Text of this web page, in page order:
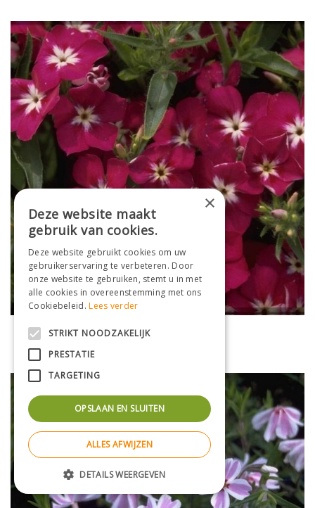
Flox
×
Deze website maakt
gebruik van cookies.
Deze website gebruikt cookies om uw
gebruikerservaring te verbeteren. Door
onze website te gebruiken, stemt u in met
alle cookies in overeenstemming met ons
Cookiebeleid.Lees verder
STRIKT NOODZAKELIJK
PRESTATIE
TARGETING
OPSLAAN EN SLUITEN
ALLES AFWIJZEN
DETAILS WEERGEVEN